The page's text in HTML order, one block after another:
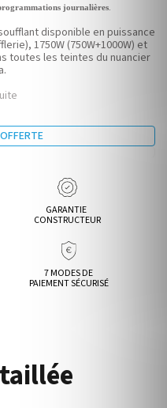
journalières.
disponible en puissance
1750W (750W+1000W) et
toutes les teintes du nuancier
GARANTIE
CONSTRUCTEUR
7 MODES DE
PAIEMENT SÉCURISÉ